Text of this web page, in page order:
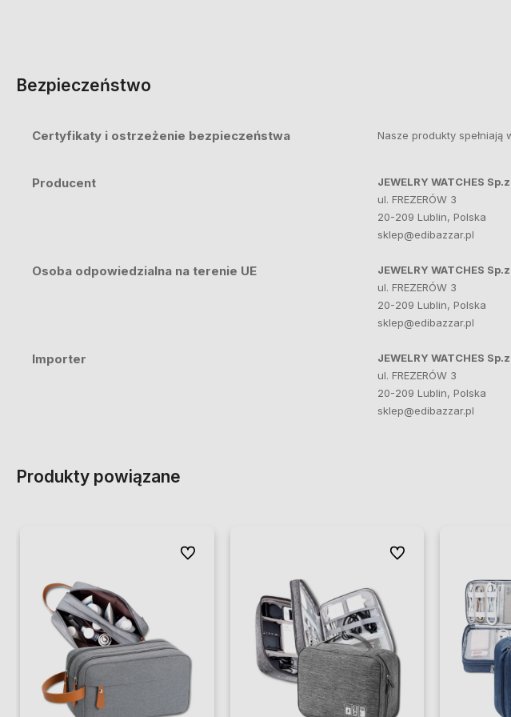
Bezpieczeństwo
Certyfikaty i ostrzeżenie bezpieczeństwa Nasze produkty
Producent
JEWELRY WATCHES
ul. FREZERÓW 3
20-209 Lublin, Polska
sklep@edibazzar.pl
Osoba odpowiedzialna na terenie UE
JEWELRY WATCHES
ul. FREZERÓW 3
20-209 Lublin, Polska
sklep@edibazzar.pl
Importer
JEWELRY WATCHES
ul. FREZERÓW 3
20-209 Lublin, Polska
sklep@edibazzar.pl
Produkty powiązane
Do ulubionych Do ulubionych